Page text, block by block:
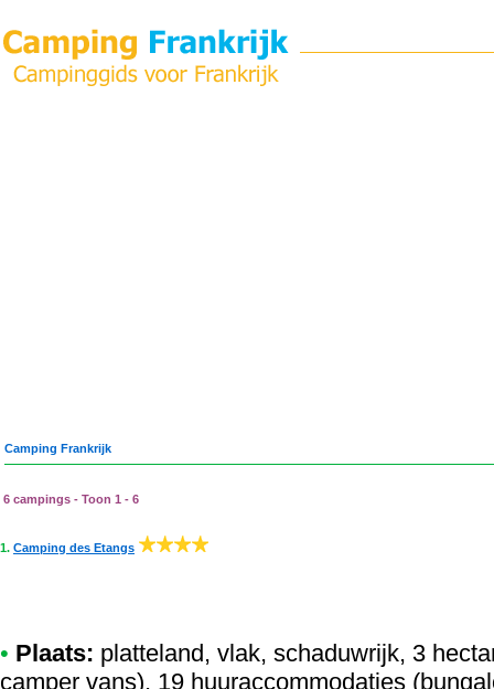
Camping Frankrijk
6 campings - Toon 1 - 6
1. Camping des Etangs
• Plaats: platteland, vlak, schaduwrijk, 3
camper vans), 19 huuraccommodaties